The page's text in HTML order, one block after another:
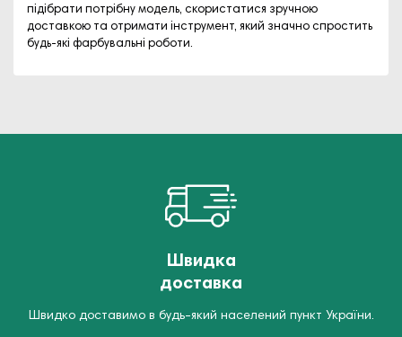
підібрати потрібну модель, скористатися зручною
доставкою та отримати інструмент, який значно спростить
будь-які фарбувальні роботи.
Швидка
доставка
Швидко доставимо в будь-який населений пункт України.